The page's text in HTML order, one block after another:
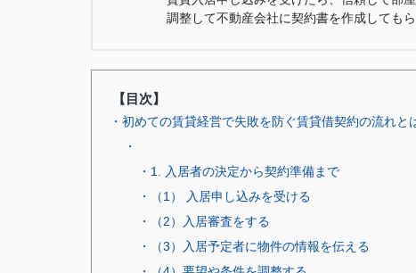
調整して不動産会社に契約書を作成しても
【目次】
・初めての賃貸経営で失敗を防ぐ賃貸借契約の流れと
・
・1. 入居者の決定から契約準備まで
・（1） 入居申し込みを受ける
・（2）入居審査をする
・（3）入居予定者に物件の情報を伝える